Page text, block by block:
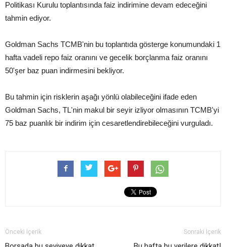
Politikası Kurulu toplantısında faiz indirimine devam edeceğini
tahmin ediyor.
Goldman Sachs TCMB'nin bu toplantıda gösterge konumundaki 1
hafta vadeli repo faiz oranını ve gecelik borçlanma faiz oranını
50'şer baz puan indirmesini bekliyor.
Bu tahmin için risklerin aşağı yönlü olabileceğini ifade eden
Goldman Sachs, TL'nin makul bir seyir izliyor olmasının TCMB'yi
75 baz puanlık bir indirim için cesaretlendirebileceğini vurguladı.
Önceki İçerik Sonraki İçerik